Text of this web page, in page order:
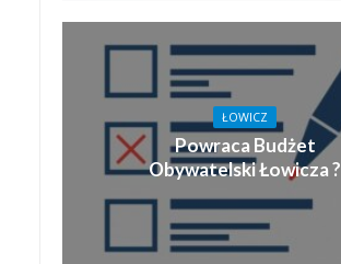
ŁOWICZ
Powraca Budżet
Obywatelski Łowicza ?